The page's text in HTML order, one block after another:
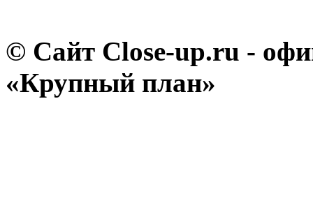
© Сайт Close-up.ru -
«Крупный план»